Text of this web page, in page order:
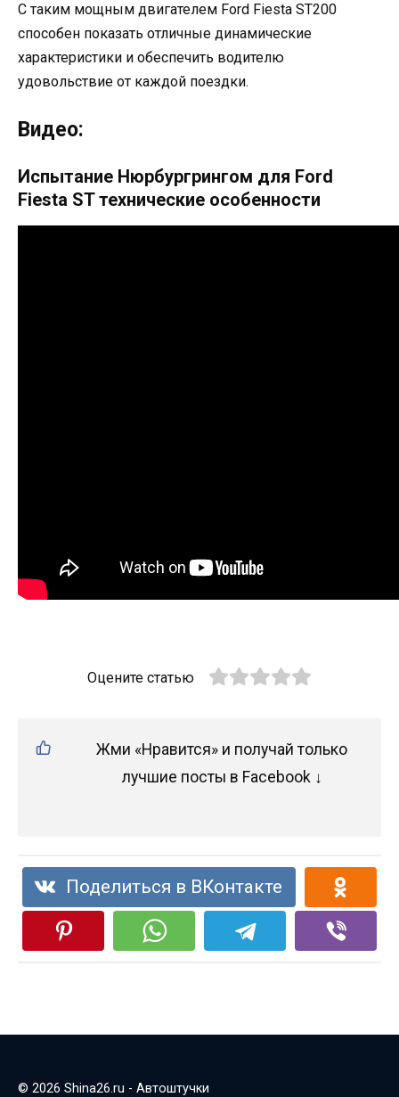
С таким мощным двигателем Ford Fiesta ST200
способен показать отличные динамические
характеристики и обеспечить водителю
удовольствие от каждой поездки.
Видео:
Испытание Нюрбургрингом для Ford
Fiesta ST технические особенности
Оцените статью
Жми «Нравится» и получай только
лучшие посты в Facebook ↓
Поделиться в ВКонтакте
© 2026 Shina26.ru - Автоштучки